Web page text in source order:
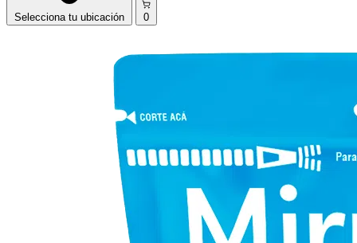
Selecciona tu ubicación 0